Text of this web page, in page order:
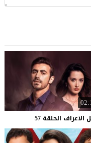
الاعراف الحلقة 57